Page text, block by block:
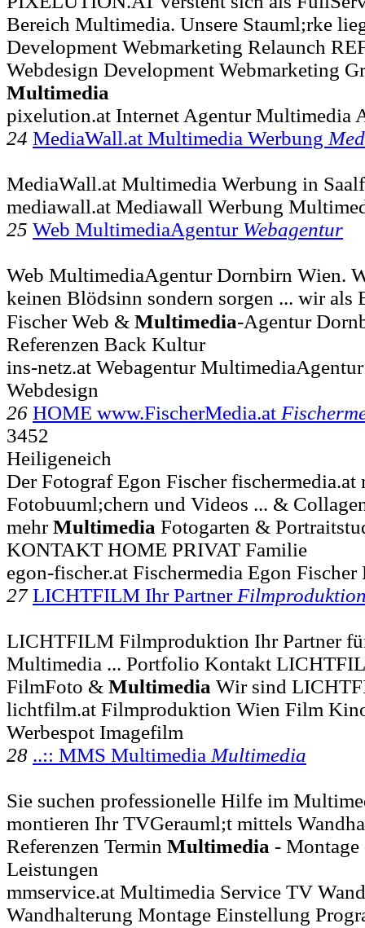
Bereich Multimedia. Unsere Stauml;rke
Development Webmarketing Relaunch
Webdesign Development Webmarketing
Multimedia
pixelution.at Internet Agentur Multimedia
24 MediaWall.at Multimedia Werbung
MediaWall.at Multimedia Werbung in
mediawall.at Mediawall Werbung
25 Web MultimediaAgentur Webagentur
Web MultimediaAgentur Dornbirn Wien.
keinen Blödsinn sondern sorgen ... wir als
Fischer Web & Multimedia-Agentur
Referenzen Back Kultur
ins-netz.at Webagentur
Webdesign
26 HOME www.FischerMedia.at
3452
Heiligeneich
Der Fotograf Egon Fischer
Fotobuuml;chern und Videos ... &
mehrMultimedia Fotogarten &
KONTAKT HOME PRIVAT Familie
egon-fischer.at Fischermedia Egon
27 LICHTFILM Ihr Partner
LICHTFILM Filmproduktion Ihr Partner
Multimedia ... Portfolio Kontakt
FilmFoto & Multimedia Wir sind
lichtfilm.at Filmproduktion Wien Film
Werbespot Imagefilm
28 ..:: MMS Multimedia Multimedia
Sie suchen professionelle Hilfe im
montieren Ihr TVGerauml;t mittels
Referenzen Termin Multimedia -
Leistungen
mmservice.at Multimedia Service TV
Wandhalterung Montage Einstellung